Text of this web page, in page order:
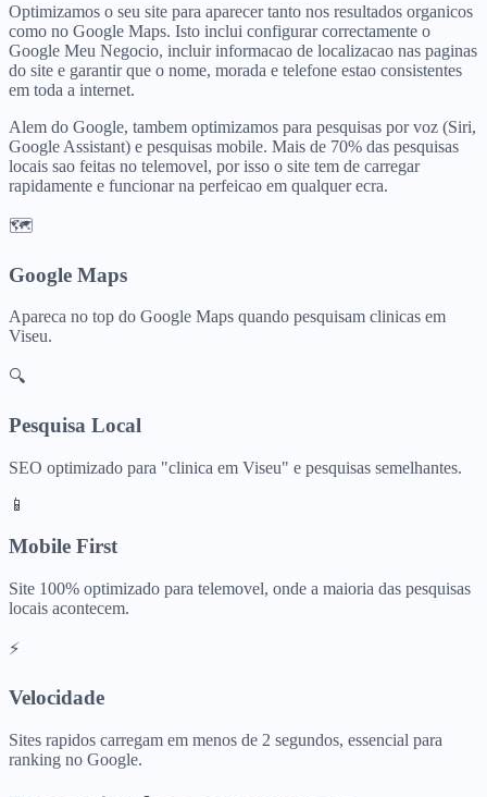
Optimizamos o seu site para aparecer tanto nos resultados organicos
como no Google Maps. Isto inclui configurar correctamente o
Google Meu Negocio, incluir informacao de localizacao nas paginas
do site e garantir que o nome, morada e telefone estao consistentes
em toda a internet.
Alem do Google, tambem optimizamos para pesquisas por voz (Siri,
Google Assistant) e pesquisas mobile. Mais de 70% das pesquisas
locais sao feitas no telemovel, por isso o site tem de carregar
rapidamente e funcionar na perfeicao em qualquer ecra.
🗺️
Google Maps
Apareca no top do Google Maps quando pesquisam clinicas em
Viseu.
🔍
Pesquisa Local
SEO optimizado para "clinica em Viseu" e pesquisas semelhantes.
📱
Mobile First
Site 100% optimizado para telemovel, onde a maioria das pesquisas
locais acontecem.
⚡
Velocidade
Sites rapidos carregam em menos de 2 segundos, essencial para
ranking no Google.